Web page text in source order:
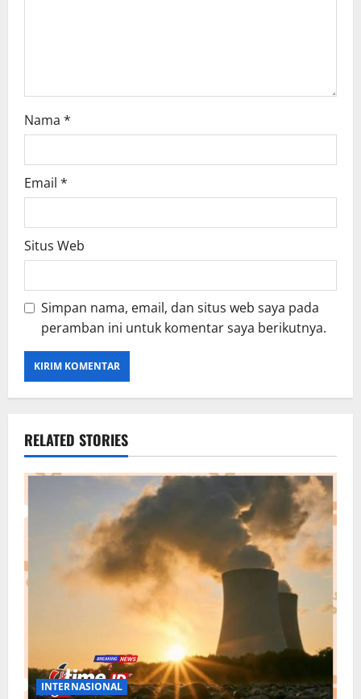
Nama *
Email *
Situs Web
Simpan nama, email, dan situs web saya pada
peramban ini untuk komentar saya berikutnya.
RELATED STORIES
INTERNASIONAL